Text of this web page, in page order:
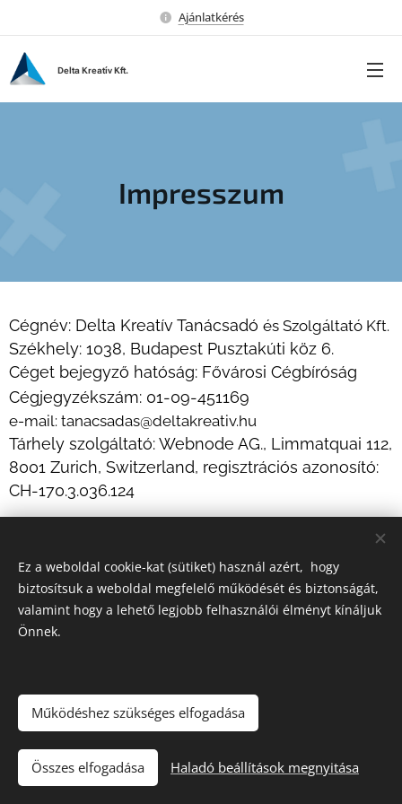
Ajánlatkérés
Delta Kreatív Kft.
Impresszum
Cégnév: Delta Kreatív Tanácsadó és Szolgáltató Kft.
Székhely: 1038, Budapest Pusztakúti köz 6.
Céget bejegyző hatóság: Fővárosi Cégbíróság
Cégjegyzékszám: 01-09-451169
e-mail: tanacsadas@deltakreativ.hu
Tárhely szolgáltató: Webnode AG., Limmatquai 112,
8001 Zurich, Switzerland, regisztrációs azonosító:
CH-170.3.036.124
és Szolgáltató Kft.
Ez a weboldal cookie-kat (sütiket) használ azért, hogy
biztosítsuk a weboldal megfelelő működését és biztonságát,
valamint hogy a lehető legjobb felhasználói élményt kínáljuk
Önnek.
Működéshez szükséges elfogadása
Összes elfogadása Haladó beállítások megnyitása